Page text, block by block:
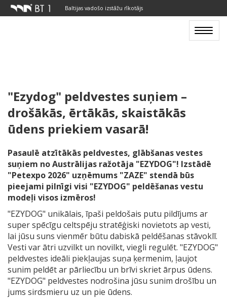
Baltijas vadošo izstāžu rīkotājs
Toggle
"Ezydog" peldvestes suņiem –
drošākās, ērtākās, skaistākās
ūdens priekiem vasarā!
Pasaulē atzītākās peldvestes, glābšanas vestes
suņiem no Austrālijas ražotāja "EZYDOG"! Izstādē
"Petexpo 2026" uzņēmums "ZAZE" stendā būs
pieejami pilnīgi visi "EZYDOG" peldēšanas vestu
modeļi visos izmēros!
"EZYDOG" unikālais, īpaši peldošais putu pildījums ar
super spēcīgu celtspēju stratēģiski novietots ap vesti,
lai jūsu suns vienmēr būtu dabiskā peldēšanas stāvoklī.
Vesti var ātri uzvilkt un novilkt, viegli regulēt. "EZYDOG"
peldvestes ideāli piekļaujas suņa ķermenim, ļaujot
sunim peldēt ar pārliecību un brīvi skriet ārpus ūdens.
"EZYDOG" peldvestes nodrošina jūsu sunim drošību un
jums sirdsmieru uz un pie ūdens.